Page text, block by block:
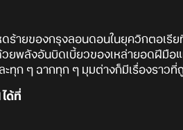
ร้ายของกรุงลอนดอนในยุควิกตอเรี
ยพลังอันบิดเบี้ยวของเหล่ายอดฝีมือแ
ะทุก ๆ ฉากทุก ๆ มุมต่างก็มีเรื่องราว
ด้ที่